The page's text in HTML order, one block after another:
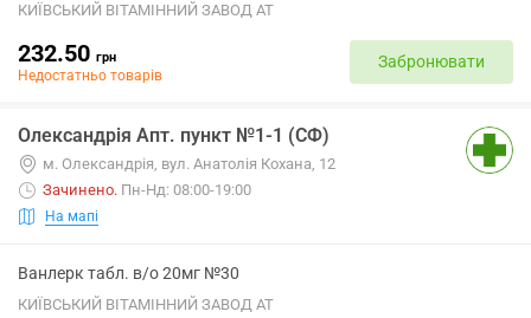
КИЇВСЬКИЙ ВІТАМІННИЙ ЗАВОД АТ
232.50 грн
Недостатньо товарів
Забронювати
Олександрія Апт. пункт №1-1 (СФ)
м. Олександрія, вул. Анатолія Кохана, 12
Зачинено. Пн-Нд: 08:00-19:00
На мапі
Ванлерк табл. в/о 20мг №30
КИЇВСЬКИЙ ВІТАМІННИЙ ЗАВОД АТ